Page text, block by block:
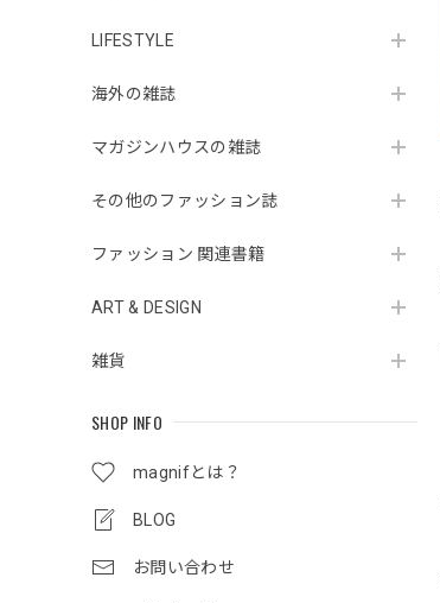
LIFESTYLE
海外の雑誌
マガジンハウスの雑誌
その他のファッション誌
ファッション 関連書籍
ART & DESIGN
雑貨
SHOP INFO
magnifとは？
BLOG
お問い合わせ